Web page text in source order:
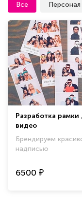
Все Персонал
Разработка
видео
Брендируем
надписью
6500 ₽